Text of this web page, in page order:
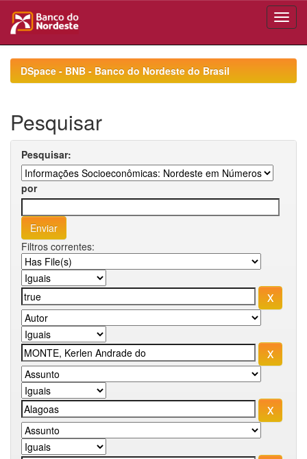
navigationDSpace - BNB - Banco do Nordeste do Brasil
Pesquisar
Pesquisar:
por
Filtros correntes: